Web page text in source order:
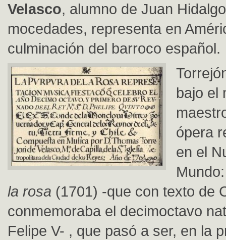
Velasco, alumno de Juan
mocedades, representa en
culminación del barroco español.
bajo el
ópera
en el
la rosa (1701) -que con texto de
conmemoraba el decimoctavo
Felipe V- , que pasó a ser, en la